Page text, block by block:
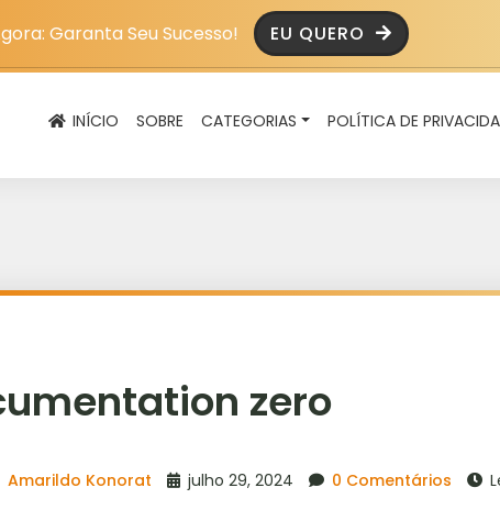
Garanta Seu Sucesso! EU QUERO
INÍCIO SOBRE CATEGORIAS POLÍTICA DE
zero
Amarildo Konorat julho 29, 2024 0 Comentários